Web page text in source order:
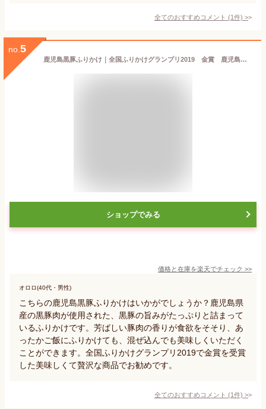
全てのおすすめコメント (1件) >
no. 5
鹿児島黒豚ふりかけ｜全国ふりかけグランプリ2019 金賞 鹿児島県産 黒豚肉 九州 チャーシュー味 おにぎり 混ぜ込みご飯 日本海水 浦島海苔 おすすめ 美味しい 珍しい 人気 お弁当
ショップでみる
価格と在庫を楽天でチェック >>
オロロ(40代・男性)
こちらの鹿児島黒豚ふりかけはいかがでしょうか？鹿児島県
産の黒豚肉が使用された、黒豚の旨みがたっぷりと詰まって
いるふりかけです。芳ばしい豚肉の香りが食欲をそそり、あ
ったかご飯にふりかけても、混ぜ込んでも美味しくいただく
ことができます。全国ふりかけグランプリ2019で金賞を受賞
した美味しくて贅沢な商品でお勧めです。
全てのおすすめコメント (1件) >